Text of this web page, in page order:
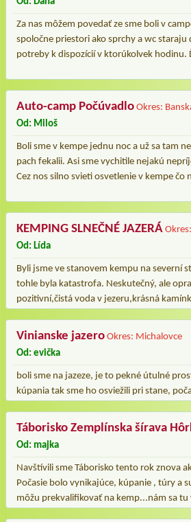
Za nas môžem povedať ze sme boli v
spoločne priestori ako sprchy a wc
potreby k dispozícií v ktorúkolvek hodinu.
Auto-camp Počúvadlo Okres:
Od: Miloš
Boli sme v kempe jednu noc a už sa tam
pach fekalii. Asi sme vychitile nejakú
Cez nos silno svieti osvetlenie v kempe
KEMPING SLNEČNÉ JAZERÁ
Od: Lída
Byli jsme ve stanovem kempu na severní
tohle byla katastrofa. Neskutečný, ale
pozitivní,čistá voda v jezeru,krásná
Vinianske jazero Okres: Michalovce
Od: evička
boli sme na jazeze, je to pekné útulné
kúpania tak sme ho osviežili pri stane,
Táborisko Zemplínska šírava
Od: majka
Navštívili sme Táborisko tento rok znova
Počasie bolo vynikajúce, kúpanie , túry a
môžu prekvalifikovať na kemp...nám sa